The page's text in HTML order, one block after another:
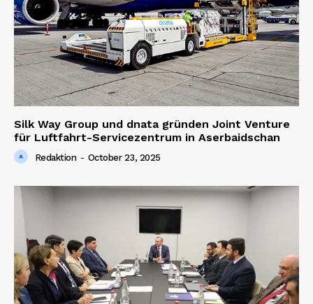
Silk Way Group und dnata gründen Joint Venture
für Luftfahrt-Servicezentrum in Aserbaidschan
Redaktion - October 23, 2025